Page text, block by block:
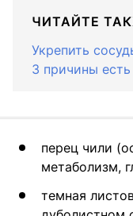
ЧИТАЙТЕ
Укрепить
3 причины
перец чили
метаболизм,
темная